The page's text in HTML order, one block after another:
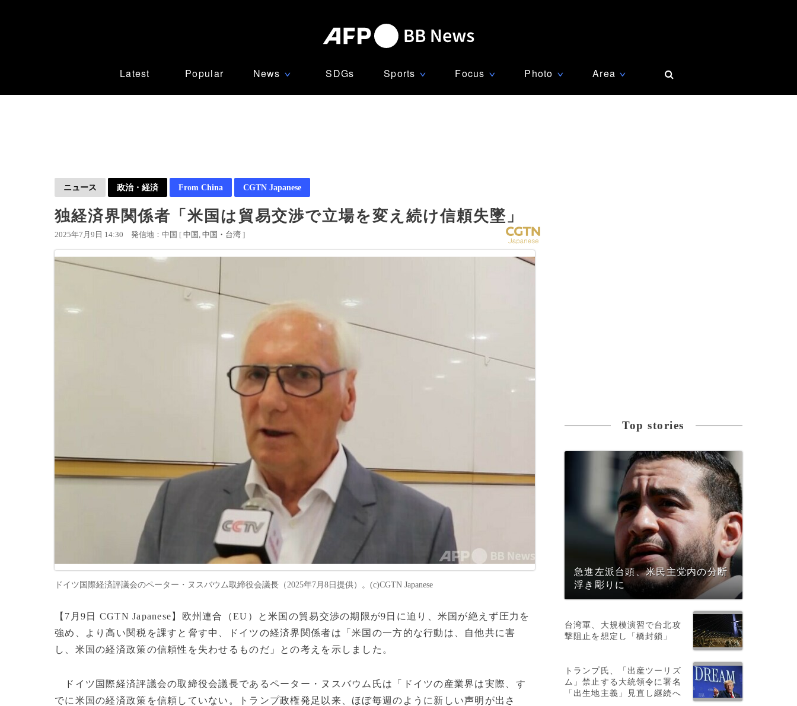
Latest Popular News ∨ SDGs Sports ∨ Focus ∨ Photo ∨ Area ∨
ニュース 政治・経済 From China CGTN Japanese
独経済界関係者「米国は貿易交渉で立場を変え続け信頼失墜」
2025年7月9日 14:30 発信地：中国 [ 中国 中国・台湾 ]
ドイツ国際経済評議会のペーター・ヌスバウム取締役会議長（2025年7月8日提供）。(c)CGTN Japanese
【7月9日 CGTN Japanese】欧州連合（EU）と米国の貿易交渉の期限が9日に迫り、米国が絶えず圧力を
強め、より高い関税を課すと脅す中、ドイツの経済界関係者は「米国の一方的な行動は、自他共に害
し、米国の経済政策の信頼性を失わせるものだ」との考えを示しました。
ドイツ国際経済評議会の取締役会議長であるペーター・ヌスバウム氏は「ドイツの産業界は実際、す
でに米国の経済政策を信頼していない。トランプ政権発足以来、ほぼ毎週のように新しい声明が出さ
Top stories
急進左派台頭、米民主党内の分断
浮き彫りに
台湾軍、大規模演習で台北攻
撃阻止を想定し「橋封鎖」
トランプ氏、「出産ツーリズ
ム」禁止する大統領令に署名
「出生地主義」見直し継続へ